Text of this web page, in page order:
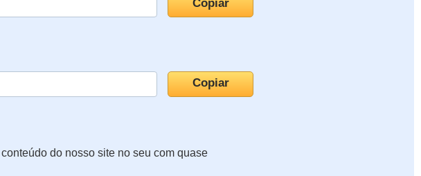
do nosso site no seu com quase